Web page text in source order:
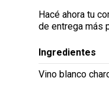
Hacé ahora tu
de entrega más
Ingredientes
Vino blanco